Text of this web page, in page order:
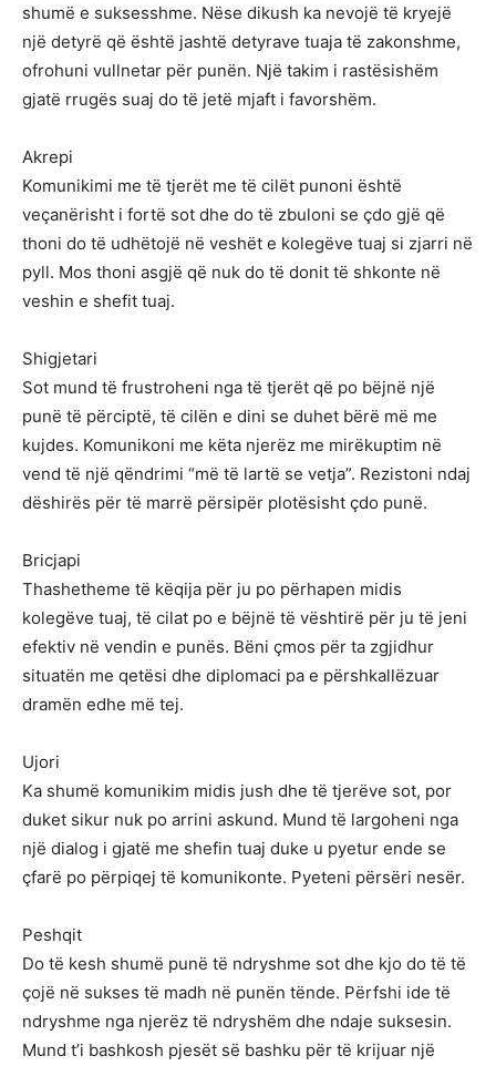
shumë e suksesshme. Nëse dikush ka nevojë të kryejë
një detyrë që është jashtë detyrave tuaja të zakonshme,
ofrohuni vullnetar për punën. Një takim i rastësishëm
gjatë rrugës suaj do të jetë mjaft i favorshëm.
Akrepi
Komunikimi me të tjerët me të cilët punoni është
veçanërisht i fortë sot dhe do të zbuloni se çdo gjë që
thoni do të udhëtojë në veshët e kolegëve tuaj si zjarri në
pyll. Mos thoni asgjë që nuk do të donit të shkonte në
veshin e shefit tuaj.
Shigjetari
Sot mund të frustroheni nga të tjerët që po bëjnë një
punë të përciptë, të cilën e dini se duhet bërë më me
kujdes. Komunikoni me këta njerëz me mirëkuptim në
vend të një qëndrimi “më të lartë se vetja”. Rezistoni ndaj
dëshirës për të marrë përsipër plotësisht çdo punë.
Bricjapi
Thashetheme të këqija për ju po përhapen midis
kolegëve tuaj, të cilat po e bëjnë të vështirë për ju të jeni
efektiv në vendin e punës. Bëni çmos për ta zgjidhur
situatën me qetësi dhe diplomaci pa e përshkallëzuar
dramën edhe më tej.
Ujori
Ka shumë komunikim midis jush dhe të tjerëve sot, por
duket sikur nuk po arrini askund. Mund të largoheni nga
një dialog i gjatë me shefin tuaj duke u pyetur ende se
çfarë po përpiqej të komunikonte. Pyeteni përsëri nesër.
Peshqit
Do të kesh shumë punë të ndryshme sot dhe kjo do të të
çojë në sukses të madh në punën tënde. Përfshi ide të
ndryshme nga njerëz të ndryshëm dhe ndaje suksesin.
Mund t’i bashkosh pjesët së bashku për të krijuar një